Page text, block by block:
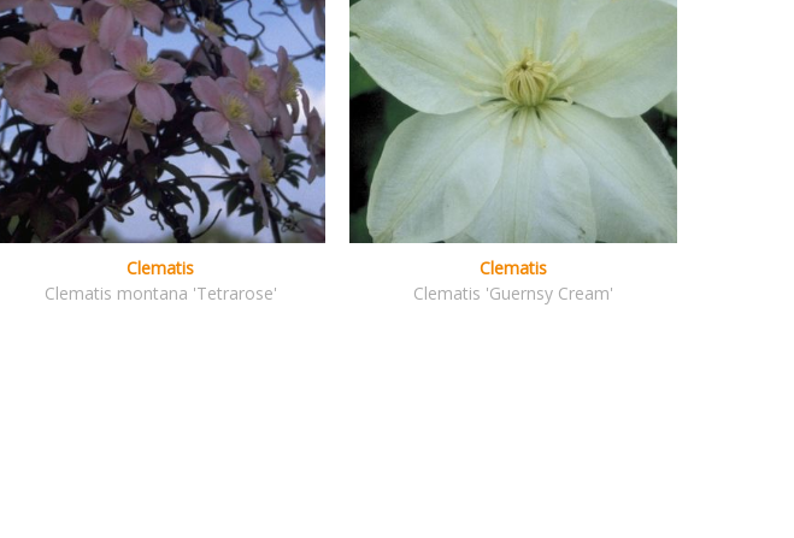
Clematis
Clematis montana 'Tetrarose'
Clematis
Clematis 'Guernsy Cream'